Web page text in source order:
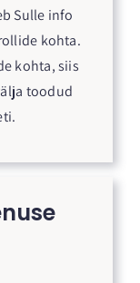
Sulle info
kohta.
kohta, siis
toodud